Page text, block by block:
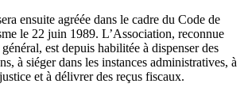
ensuite agréée dans le cadre du Code de
le 22 juin 1989. L’Association, reconnue
général, est depuis habilitée à dispenser des
à siéger dans les instances administratives, à
et à délivrer des reçus fiscaux.